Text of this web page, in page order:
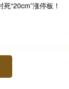
“20cm”涨停板！